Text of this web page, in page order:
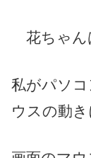
花ちゃん
私がパソ
ウスの動き